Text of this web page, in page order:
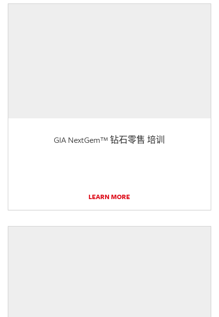
GIA NextGem™ 钻石零售 培训
LEARN MORE